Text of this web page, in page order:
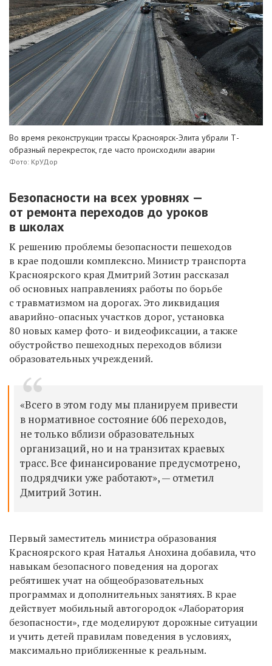
Во время реконструкции трассы Красноярск-Элита убрали Т-
образный перекресток, где часто происходили аварии
Фото: КрУДор
Безопасности на всех уровнях —
от ремонта переходов до уроков
в школах
К решению проблемы безопасности пешеходов
в крае подошли комплексно. Министр транспорта
Красноярского края Дмитрий Зотин рассказал
об основных направлениях работы по борьбе
с травматизмом на дорогах. Это ликвидация
аварийно-опасных участков дорог, установка
80 новых камер фото- и видеофиксации, а также
обустройство пешеходных переходов вблизи
образовательных учреждений.
«Всего в этом году мы планируем привести
в нормативное состояние 606 переходов,
не только вблизи образовательных
организаций, но и на транзитах краевых
трасс. Все финансирование предусмотрено,
подрядчики уже работают», — отметил
Дмитрий Зотин.
Первый заместитель министра образования
Красноярского края Наталья Анохина добавила, что
навыкам безопасного поведения на дорогах
ребятишек учат на общеобразовательных
программах и дополнительных занятиях. В крае
действует мобильный автогородок «Лаборатория
безопасности», где моделируют дорожные ситуации
и учить детей правилам поведения в условиях,
максимально приближенные к реальным.